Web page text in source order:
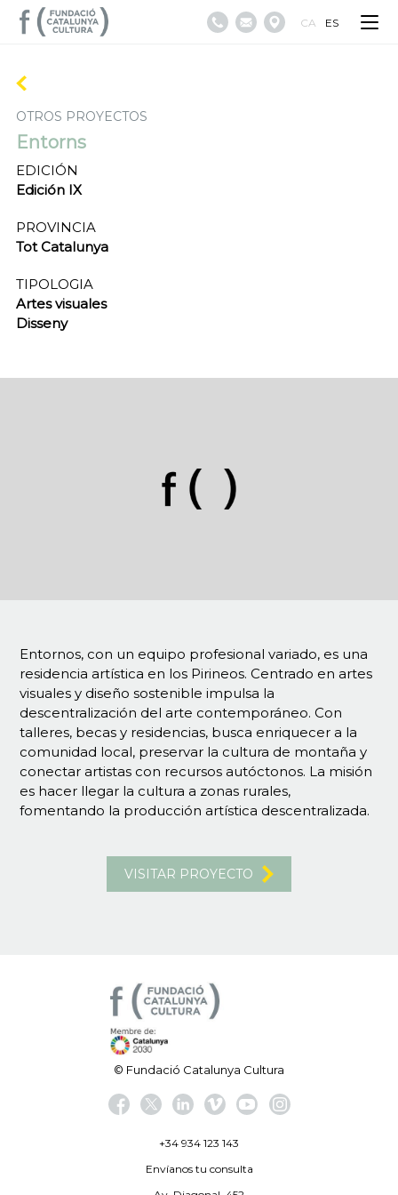
CA ES
OTROS PROYECTOS
Entorns
EDICIÓN
Edición IX
PROVINCIA
Tot Catalunya
TIPOLOGIA
Artes visuales
Disseny
Entornos, con un equipo profesional variado, es una
residencia artística en los Pirineos. Centrado en artes
visuales y diseño sostenible impulsa la
descentralización del arte contemporáneo. Con
talleres, becas y residencias, busca enriquecer a la
comunidad local, preservar la cultura de montaña y
conectar artistas con recursos autóctonos. La misión
es hacer llegar la cultura a zonas rurales,
fomentando la producción artística descentralizada.
VISITAR PROYECTO
© Fundació Catalunya Cultura
+34 934 123 143
Envíanos tu consulta